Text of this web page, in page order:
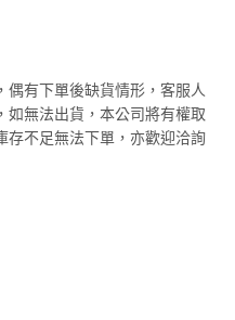
偶有下單後缺貨情形，客服人
如無法出貨，本公司將有權取
存不足無法下單，亦歡迎洽詢